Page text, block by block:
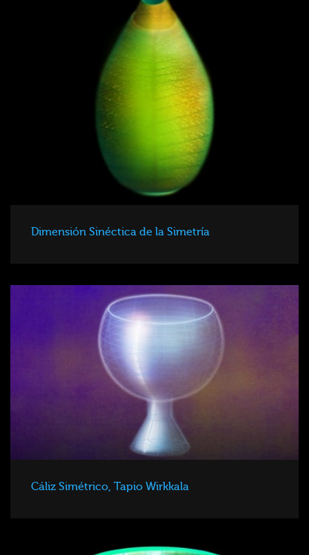
Dimensión Sinéctica de la Simetría
Cáliz Simétrico, Tapio Wirkkala